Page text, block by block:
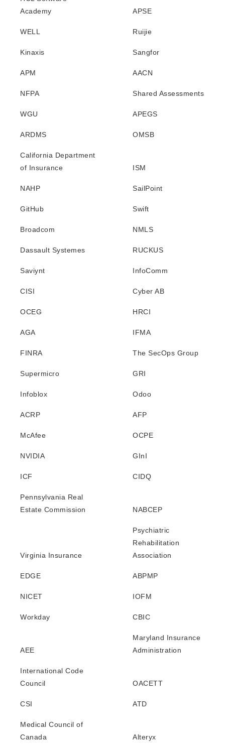
Academy
APSE
WELL Ruijie
Kinaxis Sangfor
APM AACN
NFPA Shared Assessments
WGU APEGS
ARDMS OMSB
California Department
of Insurance
ISM
NAHP SailPoint
GitHub Swift
Broadcom NMLS
Dassault Systemes RUCKUS
Saviynt InfoComm
CISI Cyber AB
OCEG HRCI
AGA IFMA
FINRA The SecOps Group
Supermicro GRI
Infoblox Odoo
ACRP AFP
McAfee OCPE
NVIDIA GInI
ICF CIDQ
Pennsylvania Real
Estate Commission
NABCEP
Virginia Insurance
Psychiatric
Rehabilitation
Association
EDGE ABPMP
NICET IOFM
Workday CBIC
AEE
Maryland Insurance
Administration
International Code
Council
OACETT
CSI ATD
Medical Council of
Canada
Alteryx